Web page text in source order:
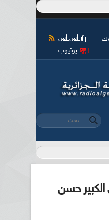
آر أس أس
يوتيوب
استمارة البحث
‏بحث ‏
الكبير حسن